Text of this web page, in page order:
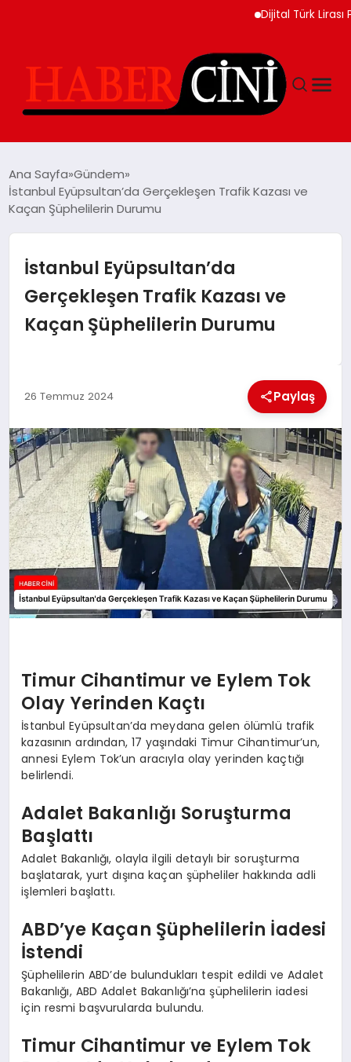
Dijital Türk Lirası
YAŞAM
GÜNCEL
TEKNOLOJI
GENEL
EKONOMI
YEREL HABERLER
GÜNDEM
Ana Sayfa Gündem
İstanbul Eyüpsultan’da Gerçekleşen Trafik Kazası ve
Kaçan Şüphelilerin Durumu
İstanbul Eyüpsultan’da
Gerçekleşen Trafik Kazası ve
Kaçan Şüphelilerin Durumu
26 Temmuz 2024 Paylaş
Timur Cihantimur ve Eylem Tok
Olay Yerinden Kaçtı
İstanbul Eyüpsultan’da meydana gelen ölümlü trafik
kazasının ardından, 17 yaşındaki Timur Cihantimur’un,
annesi Eylem Tok’un aracıyla olay yerinden kaçtığı
belirlendi.
Adalet Bakanlığı Soruşturma
Başlattı
Adalet Bakanlığı, olayla ilgili detaylı bir soruşturma
başlatarak, yurt dışına kaçan şüpheliler hakkında adli
işlemleri başlattı.
ABD’ye Kaçan Şüphelilerin İadesi
İstendi
Şüphelilerin ABD’de bulundukları tespit edildi ve Adalet
Bakanlığı, ABD Adalet Bakanlığı’na şüphelilerin iadesi
için resmi başvurularda bulundu.
Timur Cihantimur ve Eylem Tok